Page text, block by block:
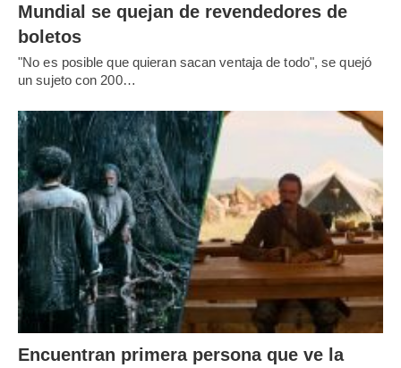
Mundial se quejan de revendedores de
boletos
"No es posible que quieran sacan ventaja de todo", se quejó
un sujeto con 200…
Encuentran primera persona que ve la